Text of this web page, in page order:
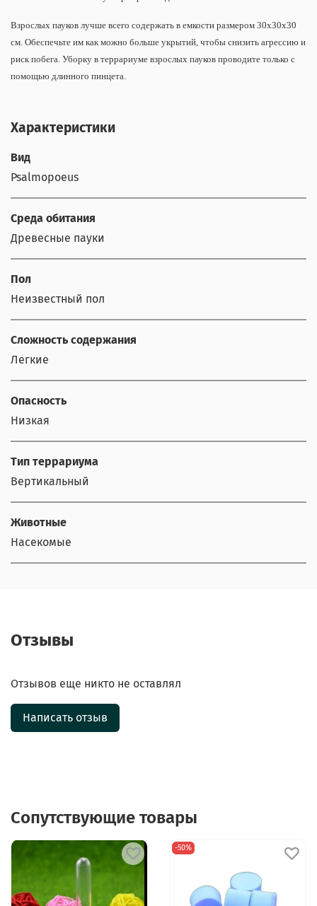
Взрослых пауков лучше всего содержать в емкости размером 30х30х30
см. Обеспечьте им как можно больше укрытий, чтобы снизить агрессию и
риск побега. Уборку в террариуме взрослых пауков проводите только с
помощью длинного пинцета.
Характеристики
Вид
Psalmopoeus
Среда обитания
Древесные пауки
Пол
Неизвестный пол
Сложность содержания
Легкие
Опасность
Низкая
Тип террариума
Вертикальный
Животные
Насекомые
Отзывы
Отзывов еще никто не оставлял
Написать отзыв
Сопутствующие товары
-50%